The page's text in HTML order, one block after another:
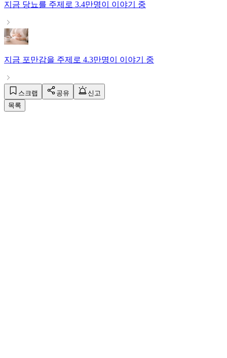
지금 당뇨를 주제로 3.4만명이 이야기 중
지금 포만감을 주제로 4.3만명이 이야기 중
스크랩 공유
신고
목록